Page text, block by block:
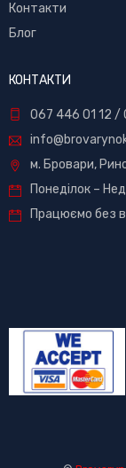
Контакти
Блог
КОНТАКТИ
067 446 01 12 /
м. Бровари,
Понеділок –
Працюємо без